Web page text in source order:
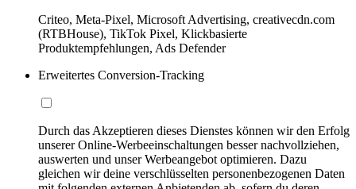
Criteo, Meta-Pixel, Microsoft Advertising, creativecdn.com
(RTBHouse), TikTok Pixel, Klickbasierte
Produktempfehlungen, Ads Defender
Erweitertes Conversion-Tracking
Durch das Akzeptieren dieses Dienstes können wir den Erfolg
unserer Online-Werbeeinschaltungen besser nachvollziehen,
auswerten und unser Werbeangebot optimieren. Dazu
gleichen wir deine verschlüsselten personenbezogenen Daten